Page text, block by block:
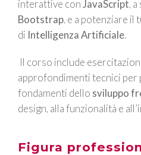
interattive con JavaScript,
Bootstrap, e a potenziare il
di Intelligenza Artificiale.
Il corso include
approfondimenti tecnici per
fondamenti dello sviluppo
design, alla funzionalità e
Figura